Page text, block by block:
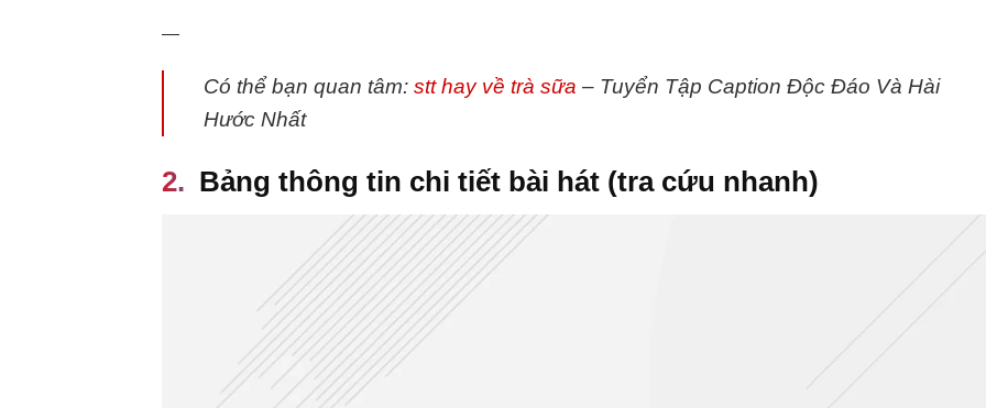
—
Có thể bạn quan tâm: stt hay về trà sữa – Tuyển Tập Caption Độc Đáo Và Hài
Hước Nhất
Bảng thông tin chi tiết bài hát (tra cứu nhanh)